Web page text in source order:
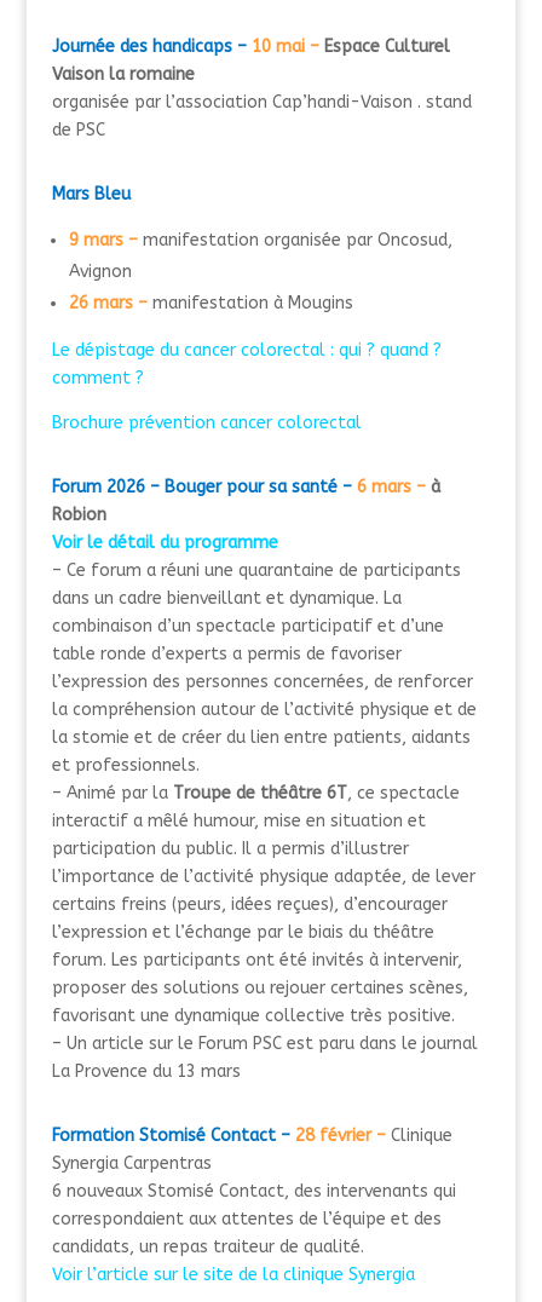
Journée des handicaps – 10 mai –Espace Culturel
Vaison la romaine
organisée par l’association Cap’handi-Vaison . stand
de PSC
Mars Bleu
9 mars –manifestation organisée par Oncosud,
Avignon
26 mars – manifestation à Mougins
Le dépistage du cancer colorectal : qui ? quand ?
comment ?
Brochure prévention cancer colorectal
Forum 2026 – Bouger pour sa santé – 6 mars –à
Robion
Voir le détail du programme
– Ce forum a réuni une quarantaine de participants
dans un cadre bienveillant et dynamique. La
combinaison d’un spectacle participatif et d’une
table ronde d’experts a permis de favoriser
l’expression des personnes concernées, de renforcer
la compréhension autour de l’activité physique et de
la stomie et de créer du lien entre patients, aidants
et professionnels.
– Animé par la Troupe de théâtre 6T, ce spectacle
interactif a mêlé humour, mise en situation et
participation du public. Il a permis d’illustrer
l’importance de l’activité physique adaptée, de lever
certains freins (peurs, idées reçues), d’encourager
l’expression et l’échange par le biais du théâtre
forum. Les participants ont été invités à intervenir,
proposer des solutions ou rejouer certaines scènes,
favorisant une dynamique collective très positive.
– Un article sur le Forum PSC est paru dans le journal
La Provence du 13 mars
Formation Stomisé Contact – 28 février –Clinique
Synergia Carpentras
6 nouveaux Stomisé Contact, des intervenants qui
correspondaient aux attentes de l’équipe et des
candidats, un repas traiteur de qualité.
Voir l’article sur le site de la clinique Synergia